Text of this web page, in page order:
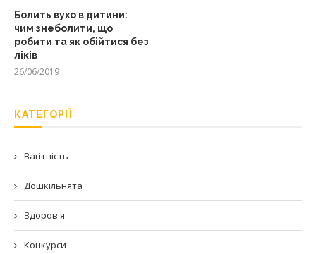
Болить вухо в дитини:
чим знеболити, що
робити та як обійтися без
ліків
26/06/2019
КАТЕГОРІЇ
Вагітність
Дошкільнята
Здоров'я
Конкурси